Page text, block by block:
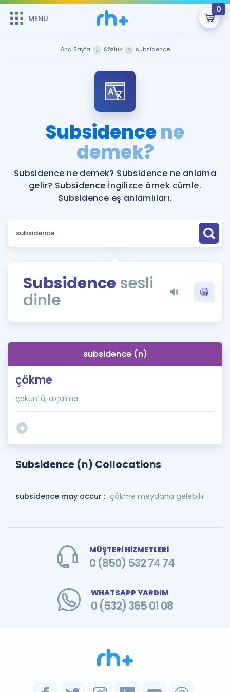
MENÜ
0
Şifremi Hatırlamıyorum
Sepetin Şu An Boş.
Remzi Hoca ile seni sınava hazırlayacak onlarca eğitim seni
bekliyor!
MENÜ
Katılımcı Görüşleri
Faydalı Araçlar
Ücretsiz Kaynaklar
ÖSYM Sınav Takvimi
Kampanyalar
İngilizce Gramer
İngilizce Gramer
Ana Sayfa Sözlük subsidence
Subsidencene
demek?
Subsidence ne demek? Subsidence ne anlama
gelir? Subsidence İngilizce örnek cümle.
Subsidence eş anlamlıları.
Subsidence sesli
dinle
subsidence (n)
çökme
çöküntü, alçalma
Subsidence (n) Collocations
subsidence may occur : çökme meydana gelebilir
MÜŞTERİ HİZMETLERİ
0 (850) 532 74 74
WHATSAPP YARDIM
0 (532) 365 01 08